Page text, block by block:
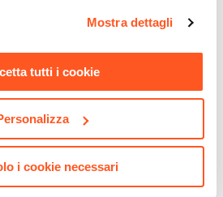
informazioni si invita a leggere la
Mostra dettagli
tutti i cookie
i cookie necessari